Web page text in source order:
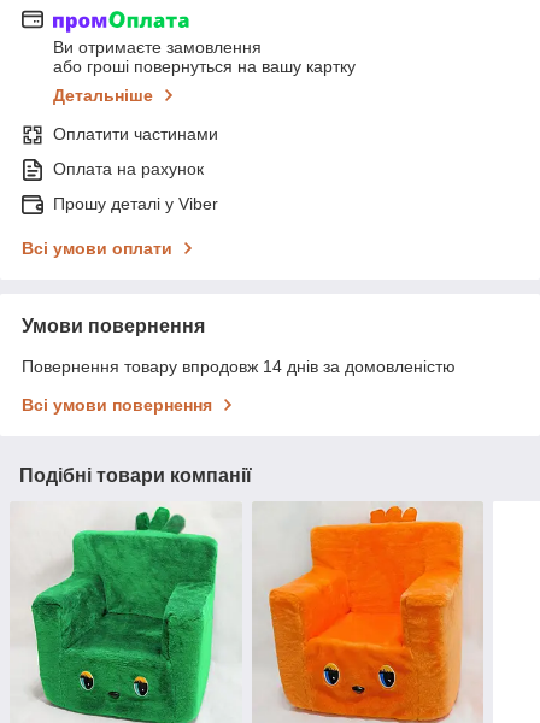
Ви отримаєте замовлення
або гроші повернуться на вашу картку
Детальніше
Оплатити частинами
Оплата на рахунок
Прошу деталі у Viber
Всі умови оплати
Умови повернення
Повернення товару впродовж 14 днів за домовленістю
Всі умови повернення
Подібні товари компанії